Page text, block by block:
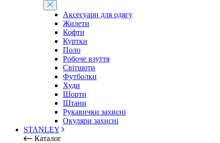
Аксесуари для одягу
Жилети
Кофти
Куртки
Поло
Робоче взуття
Світшоти
Футболки
Худи
Шорти
Штани
Рукавички захисні
Окуляри захисні
STANLEY
Каталог